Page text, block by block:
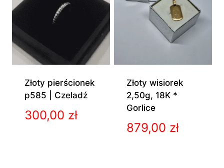
Złoty pierścionek
p585 | Czeladź
300,00 zł
Złoty wisiorek
2,50g, 18K *
Gorlice
879,00 zł